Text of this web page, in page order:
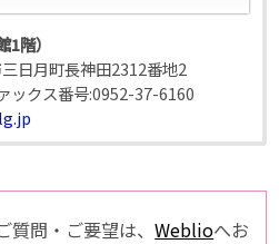
階）
日月町長神田2312番地2
ックス番号:0952-37-6160
質問・ご要望は、Weblioへお